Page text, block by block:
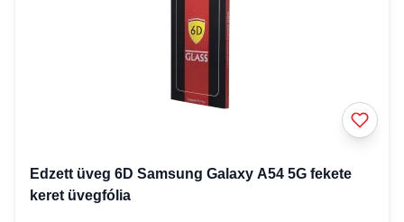
Edzett üveg 6D Samsung Galaxy A54 5G fekete
keret üvegfólia